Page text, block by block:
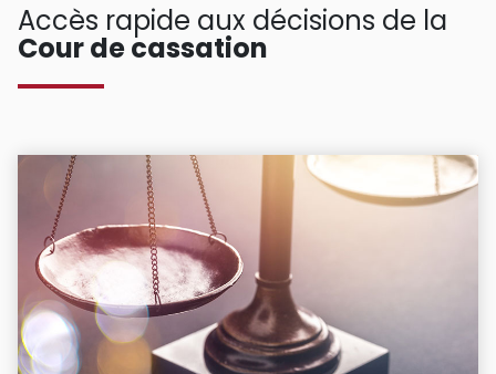
Accès rapide aux décisions de la
Cour de cassation